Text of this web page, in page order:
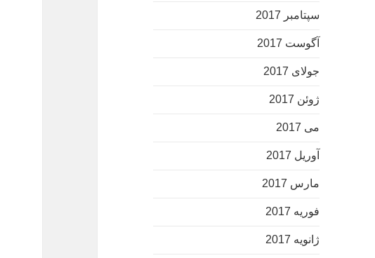
سپتامبر 2017
آگوست 2017
جولای 2017
ژوئن 2017
می 2017
آوریل 2017
مارس 2017
فوریه 2017
ژانویه 2017